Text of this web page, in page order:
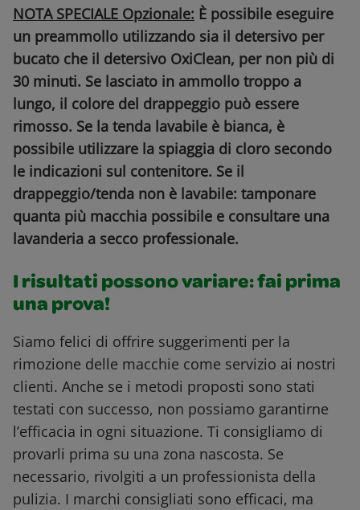
NOTA SPECIALE Opzionale: È possibile eseguire
un preammollo utilizzando sia il detersivo per
bucato che il detersivo OxiClean, per non più di
30 minuti. Se lasciato in ammollo troppo a
lungo, il colore del drappeggio può essere
rimosso. Se la tenda lavabile è bianca, è
possibile utilizzare la spiaggia di cloro secondo
le indicazioni sul contenitore. Se il
drappeggio/tenda non è lavabile: tamponare
quanta più macchia possibile e consultare una
lavanderia a secco professionale.
I risultati possono variare: fai prima
una prova!
Siamo felici di offrire suggerimenti per la
rimozione delle macchie come servizio ai nostri
clienti. Anche se i metodi proposti sono stati
testati con successo, non possiamo garantirne
l’efficacia in ogni situazione. Ti consigliamo di
provarli prima su una zona nascosta. Se
necessario, rivolgiti a un professionista della
pulizia. I marchi consigliati sono efficaci, ma